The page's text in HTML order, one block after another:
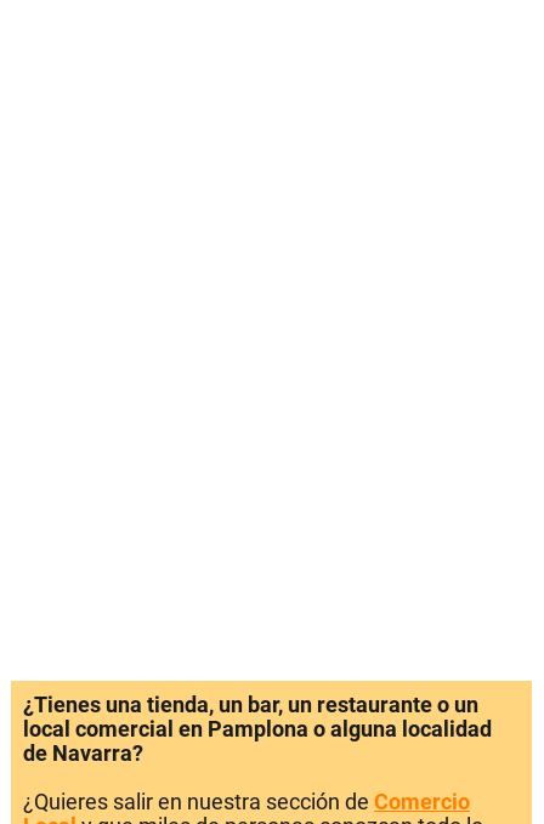
¿Tienes una tienda, un bar, un restaurante o un
local comercial en Pamplona o alguna localidad
de Navarra?
¿Quieres salir en nuestra sección de Comercio